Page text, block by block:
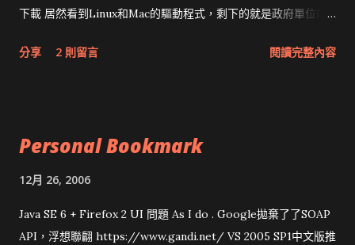
下載 居然看到Linux和Mac的驅動程式，剩下的就是政府單位的
分享 2 則留言 閱讀完整內容
Personal Bookmark
12月 26, 2006
Java SE 6 + Firefox 2 UI 問題 As I do . Google拋棄了了SOAP
API，浮想聯翩 https://www.gandi.net/ VS 2005 SP1中文版推